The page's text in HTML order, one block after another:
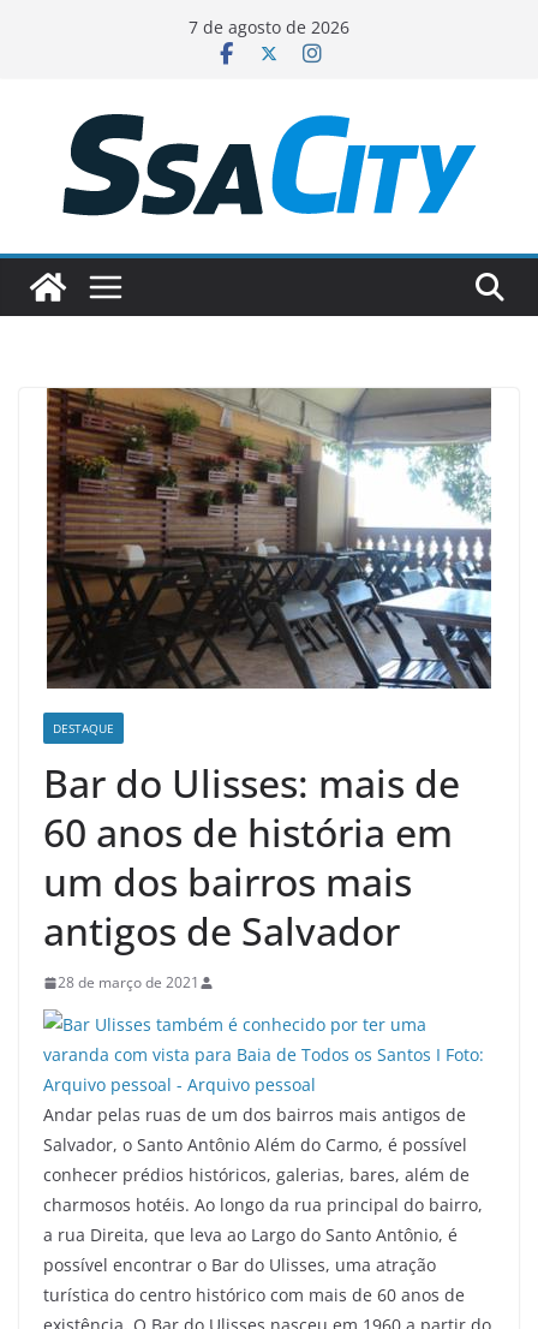
conteúdo
7 de agosto de 2026
DESTAQUE
Bar do Ulisses: mais de
60 anos de história em
um dos bairros mais
antigos de Salvador
28 de março de 2021
Andar pelas ruas de um dos bairros mais antigos de
Salvador, o Santo Antônio Além do Carmo, é possível
conhecer prédios históricos, galerias, bares, além de
charmosos hotéis. Ao longo da rua principal do bairro,
a rua Direita, que leva ao Largo do Santo Antônio, é
possível encontrar o Bar do Ulisses, uma atração
turística do centro histórico com mais de 60 anos de